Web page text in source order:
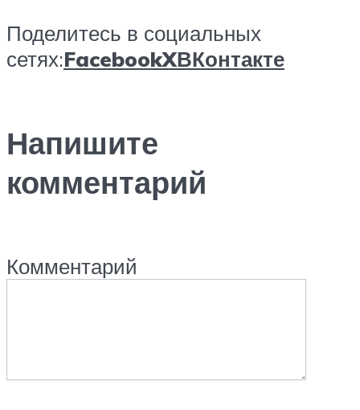
Поделитесь в социальных
сетях:FacebookXВКонтакте
Напишите
комментарий
Комментарий